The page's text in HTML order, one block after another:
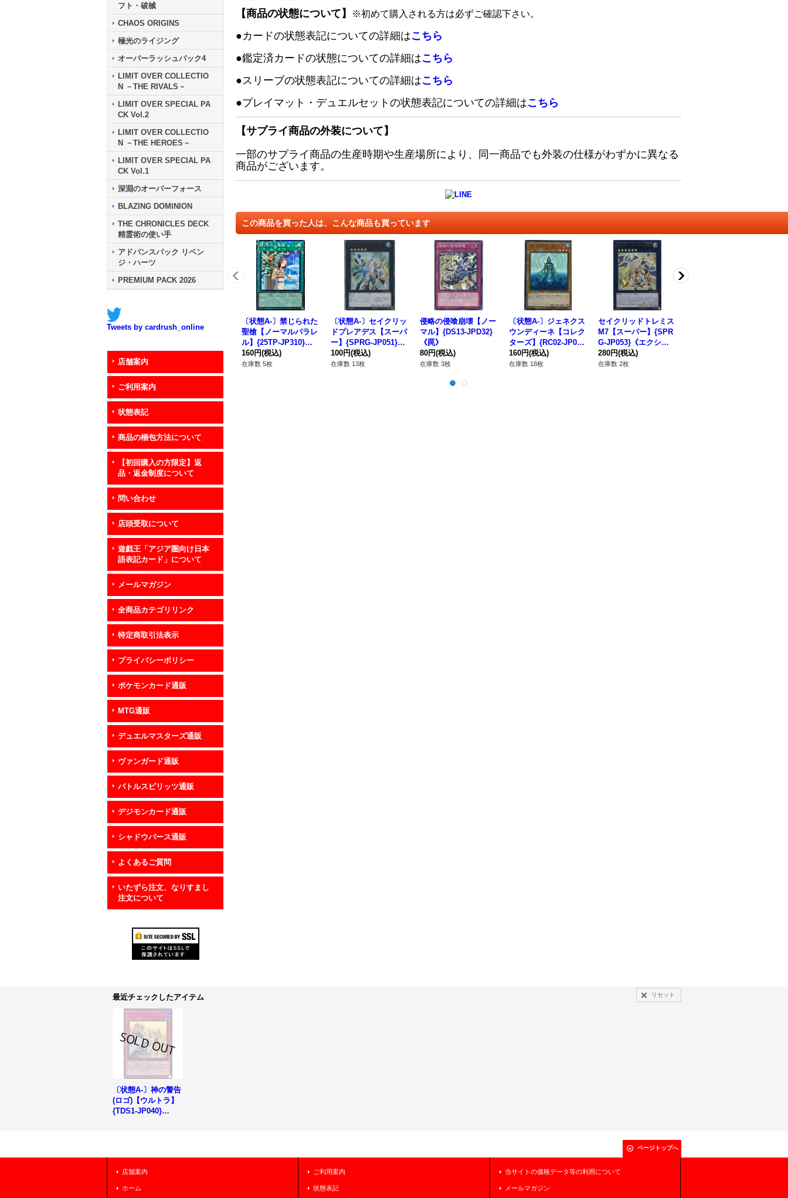
フト・破械
CHAOS ORIGINS
極光のライジング
オーバーラッシュパック4
LIMIT OVER COLLECTIO
N －THE RIVALS－
LIMIT OVER SPECIAL PA
CK Vol.2
LIMIT OVER COLLECTIO
N －THE HEROES－
LIMIT OVER SPECIAL PA
CK Vol.1
深淵のオーバーフォース
BLAZING DOMINION
THE CHRONICLES DECK
精霊術の使い手
アドバンスパック リベン
ジ・ハーツ
PREMIUM PACK 2026
Tweets by cardrush_online
店舗案内
ご利用案内
状態表記
商品の梱包方法について
【初回購入の方限定】返
品・返金制度について
問い合わせ
店頭受取について
遊戯王「アジア圏向け日本
語表記カード」について
メールマガジン
全商品カテゴリリンク
特定商取引法表示
プライバシーポリシー
ポケモンカード通販
MTG通販
デュエルマスターズ通販
ヴァンガード通販
バトルスピリッツ通販
デジモンカード通販
シャドウバース通販
よくあるご質問
いたずら注文、なりすまし
注文について
【商品の状態について】 ※初めて購入される方は必ずご確認下さい。
●カードの状態表記についての詳細はこちら
●鑑定済カードの状態についての詳細はこちら
●スリーブの状態表記についての詳細はこちら
●プレイマット・デュエルセットの状態表記についての詳細はこちら
【サプライ商品の外装について】
一部のサプライ商品の生産時期や生産場所により、同一商品でも外装の仕様がわずかに異なる
商品がございます。
この商品を買った人は、こんな商品も買っています
〔状態A-〕禁じられた
聖槍【ノーマルパラレ
ル】{25TP-JP310}
《魔法》
160円(税込)
在庫数 5枚
〔状態A-〕セイクリッ
ドプレアデス【スーパ
ー】{SPRG-JP051}
《エクシーズ》
100円(税込)
在庫数 13枚
侵略の侵喰崩壊【ノー
マル】{DS13-JPD32}
《罠》
80円(税込)
在庫数 3枚
〔状態A-〕ジェネクス
ウンディーネ【コレク
ターズ】{RC02-JP01
7}《モンスター》
160円(税込)
在庫数 18枚
セイクリッドトレミス
M7【スーパー】{SPR
G-JP053}《エクシー
ズ》
280円(税込)
在庫数 2枚
最近チェックしたアイテム リセット
〔状態A-〕神の警告
(ロゴ)【ウルトラ】
{TDS1-JP040}
ページトップへ
店舗案内
ホーム
ご利用案内
状態表記
当サイトの価格データ等の利用について
メールマガジン